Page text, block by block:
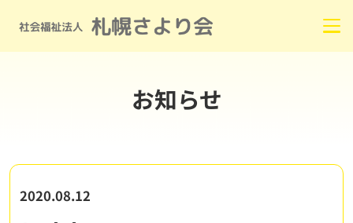
お知らせ
2020.08.12